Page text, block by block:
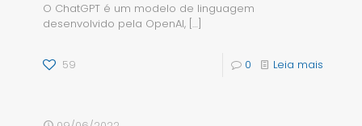
O ChatGPT é um modelo de linguagem
desenvolvido pela OpenAI, […]
59 0 Leia mais